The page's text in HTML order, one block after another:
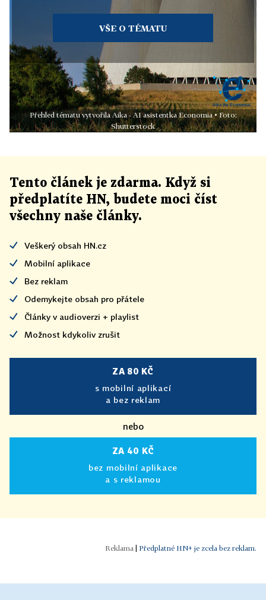
VŠE O TÉMATU
Přehled tématu vytvořila Aika - AI asistentka Economia • Foto:
Shutterstock
Tento článek je zdarma. Když si
předplatíte HN, budete moci číst
všechny naše články.
Veškerý obsah HN.cz
Mobilní aplikace
Bez reklam
Odemykejte obsah pro přátele
Články v audioverzi + playlist
Možnost kdykoliv zrušit
ZA 80 KČ
s mobilní aplikací
a bez reklam
nebo
ZA 40 KČ
bez mobilní aplikace
a s reklamou
Předplatné HN+ je zcela bez reklam.